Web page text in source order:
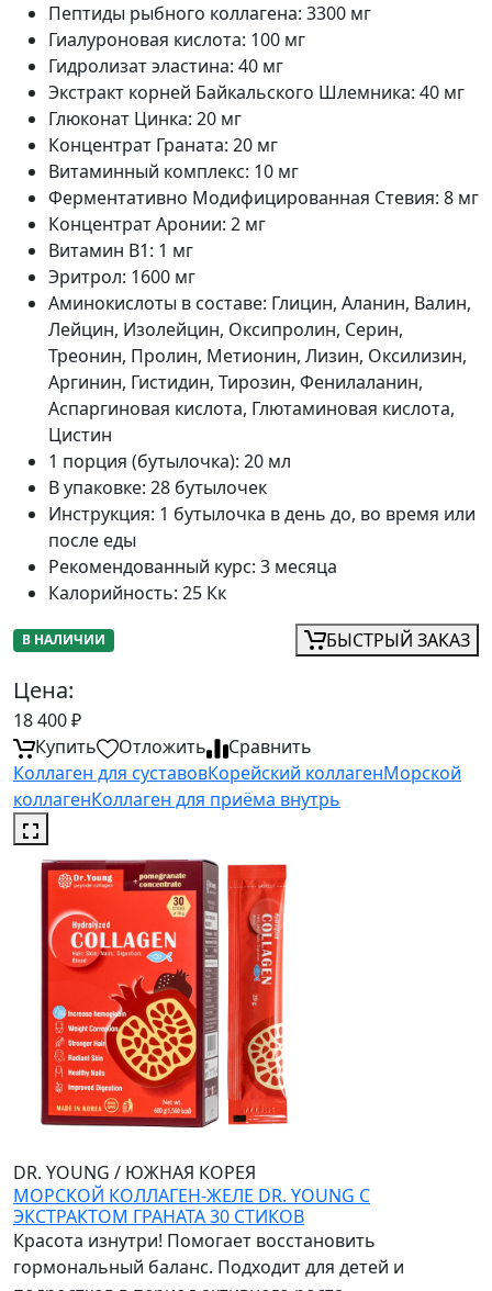
Пептиды рыбного коллагена: 3300 мг
Гиалуроновая кислота: 100 мг
Гидролизат эластина: 40 мг
Экстракт корней Байкальского Шлемника: 40 мг
Глюконат Цинка: 20 мг
Концентрат Граната: 20 мг
Витаминный комплекс: 10 мг
Ферментативно Модифицированная Стевия: 8 мг
Концентрат Аронии: 2 мг
Витамин В1: 1 мг
Эритрол: 1600 мг
Аминокислоты в составе: Глицин, Аланин, Валин,
Лейцин, Изолейцин, Оксипролин, Серин,
Треонин, Пролин, Метионин, Лизин, Оксилизин,
Аргинин, Гистидин, Тирозин, Фенилаланин,
Аспаргиновая кислота, Глютаминовая кислота,
Цистин
1 порция (бутылочка): 20 мл
В упаковке: 28 бутылочек
Инструкция: 1 бутылочка в день до, во время или
после еды
Рекомендованный курс: 3 месяца
Калорийность: 25 Кк
В НАЛИЧИИ БЫСТРЫЙ ЗАКАЗ
Цена:
18 400₽
Купить
Отложить
Сравнить
Коллаген для суставовКорейский коллагенМорской
коллагенКоллаген для приёма внутрь
DR. YOUNG / ЮЖНАЯ КОРЕЯ
МОРСКОЙ КОЛЛАГЕН-ЖЕЛЕ DR. YOUNG С
ЭКСТРАКТОМ ГРАНАТА 30 СТИКОВ
Красота изнутри! Помогает восстановить
гормональный баланс. Подходит для детей и